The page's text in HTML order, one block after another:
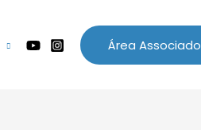
Área Associado